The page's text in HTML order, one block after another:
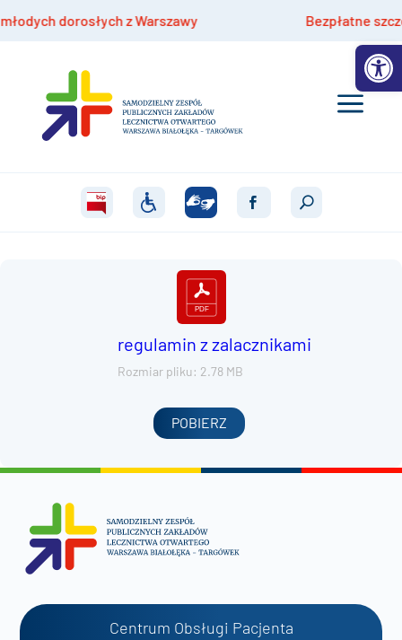
dorosłych z Warszawy Bezpłatne
regulamin z zalacznikami
Rozmiar pliku: 2.78 MB
POBIERZ
Centrum Obsługi Pacjenta